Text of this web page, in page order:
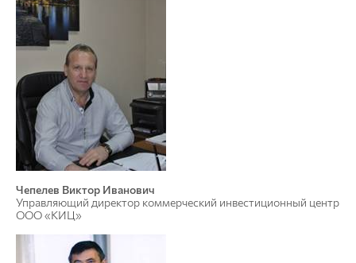
Чепелев Виктор Иванович
Управляющий директор коммерческий инвестиционный центр
ООО «КИЦ»